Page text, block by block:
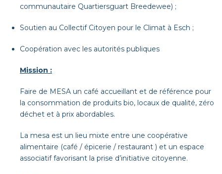
communautaire Quartiersguart Breedewee) ;
Soutien au Collectif Citoyen pour le Climat à Esch ;
Coopération avec les autorités publiques
Mission :
Faire de MESA un café accueillant et de référence pour
la consommation de produits bio, locaux de qualité, zéro
déchet et à prix abordables.
La mesa est un lieu mixte entre une coopérative
alimentaire (café / épicerie / restaurant ) et un espace
associatif favorisant la prise d’initiative citoyenne.